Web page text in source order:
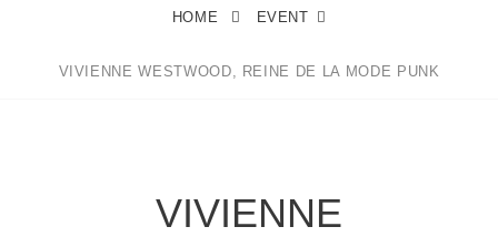
HOME EVENT
VIVIENNE WESTWOOD, REINE DE LA MODE PUNK
VIVIENNE